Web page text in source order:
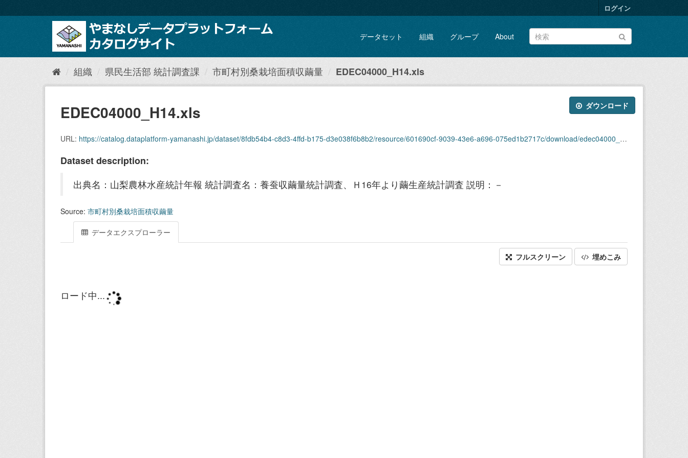
キ
て
ログイン
データセット 組織 グループ About
組織 県民生活部 統計調査課 市町村別桑栽培面積収繭量 EDEC04000_H14.xls
ダウンロード
EDEC04000_H14.xls
URL: https://catalog.dataplatform-yamanashi.jp/dataset/8fdb54b4-c8d3-4ffd-b175-d3e038f6b8b2/resource/601690cf-9039-43e6-a696-075ed1b2717c/download/edec04000_h14.xls
Dataset description:
出典名：山梨農林水産統計年報 統計調査名：養蚕収繭量統計調査、Ｈ16年より繭生産統計調査 説明：－
Source: 市町村別桑栽培面積収繭量
データエクスプローラー
フルスクリーン 埋めこみ